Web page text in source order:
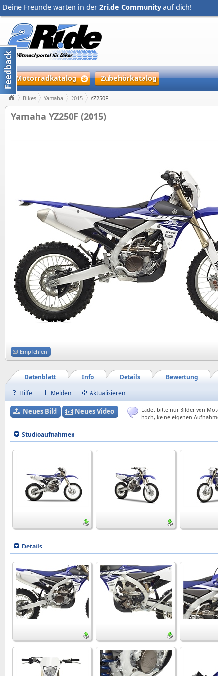
Deine Freunde warten in der 2ri.de Community auf dich!
Motorradkatalog Zubehörkatalog
Bikes Yamaha 2015 YZ250F
Yamaha YZ250F (2015)
Empfehlen
Bewertung
Details
Info
Datenblatt
Hilfe
Melden Aktualisieren
Neues Bild Neues Video
Ladet bitte nur Bilder von
hoch, keine eigenen
Studioaufnahmen
Details